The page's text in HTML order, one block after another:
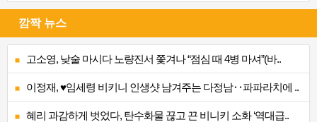
깜짝 뉴스
고소영, 낮술 마시다 노량진서 쫓겨나 “점심 때 4병 마셔”(바..
이정재, ♥임세령 비키니 인생샷 남겨주는 다정남‥파파라치에 ..
혜리 과감하게 벗었다, 탄수화물 끊고 끈 비니키 소화 ‘역대급..